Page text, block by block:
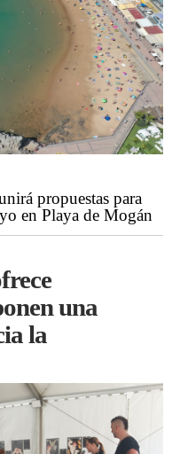
propuestas para
en Playa de Mogán
una
la